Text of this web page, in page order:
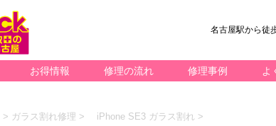
名古屋駅から徒
お得情報 修理の流れ 修理事例 よ
> ガラス割れ修理 > iPhone SE3 ガラス割れ >